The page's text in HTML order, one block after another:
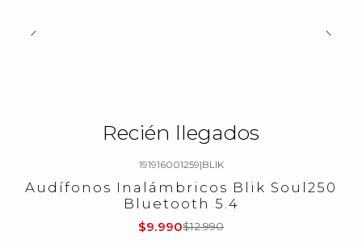
Recién llegados
-23%OFF
191916001259|BLIK
Audífonos Inalámbricos Blik Soul250
Bluetooth 5.4
$9.990$12.990